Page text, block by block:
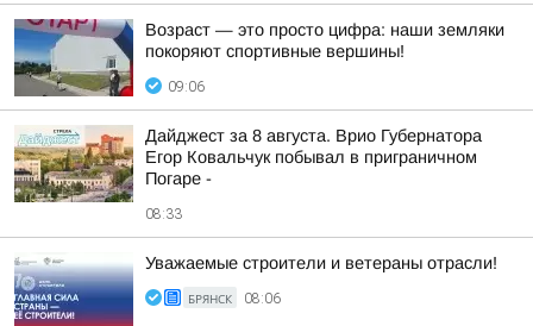
Возраст — это просто цифра: наши земляки
покоряют спортивные вершины!
09:06
Дайджест за 8 августа. Врио Губернатора
Егор Ковальчук побывал в приграничном
Погаре -
08:33
Уважаемые строители и ветераны отрасли!
БРЯНСК 08:06